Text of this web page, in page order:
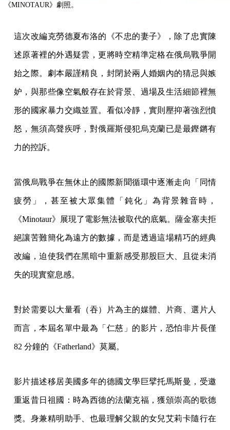
《MINOTAUR》劇照。
這次改編克勞德夏布洛的《不忠的妻子》，除了忠實陳
述原著裡的外遇疑雲，更將時空精準定格在俄烏戰爭開
始之際。劇本嚴謹精良，封閉於兩人婚姻內的猜忌與嫉
妒，與那些像空氣般存在於背景、過場及生活細節裡無
形的國家暴力交織並置。看似冷靜，實則壓抑著強烈憤
怒，無須高聲疾呼，對俄羅斯侵犯烏克蘭已是最鏗鏘有
力的控訴。
當俄烏戰爭在無休止的國際新聞循環中逐漸走向「同情
疲勞」，甚至被大眾集體「鈍化」為背景雜音時，
《Minotaur》展現了電影無法被取代的底氣。薩金塞夫拒
絕讓苦難簡化為遠方的數據，而是透過這場精巧的經典
改編，迫使我們在黑暗中重新感受那股巨大、且從未消
失的現實窒息感。
對於需要以大量看（吞）片為主的媒體、片商、選片人
而言，本屆名單中最為「仁慈」的影片，恐怕非片長僅
82 分鐘的《Fatherland》莫屬。
影片描述移居美國多年的德國文學巨擘托馬斯曼，受邀
重返昔日祖國：時為西德的法蘭克福，獲頒崇高的歌德
獎。身兼精明助手、也最理解父親的女兒艾莉卡隨行在